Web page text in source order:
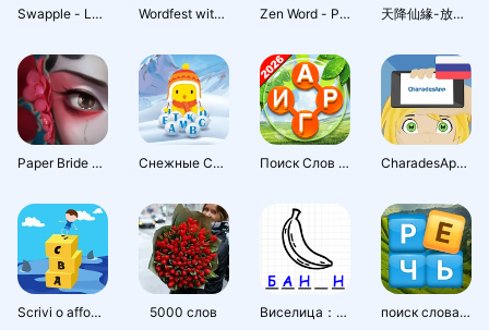
Персонализация
Покупки
Еда и напитки
Инструменты
Погода
Красота
Материнство и детство
Образование
Работа
Видеоплееры и редакторы
Автомобили и транспорт
Бизнес
Фотография
Swapple - Letter Logic Puzzles Wordfest with Friends Zen Word - Релакс-головоломка 天降仙緣-放置修仙
Paper Bride 2 Zangling Village Снежные Слова (на русском) Поиск Слов Кроссворду :Русский CharadesApp - Руки вверх! (Шарады и Угадывание)
Scrivi o affoga: Text or die 5000 слов Виселица：Игра На Двоих поиск слова-игра в слова